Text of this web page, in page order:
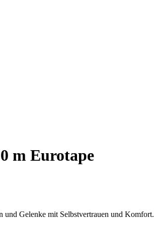
m Eurotape
und Gelenke mit Selbstvertrauen und Komfort.